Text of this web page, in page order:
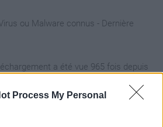
Process My Personal
ou Malware connus - Dernière
a été vue 965 fois depuis
2017/02/11/skylar-spence-fiona-